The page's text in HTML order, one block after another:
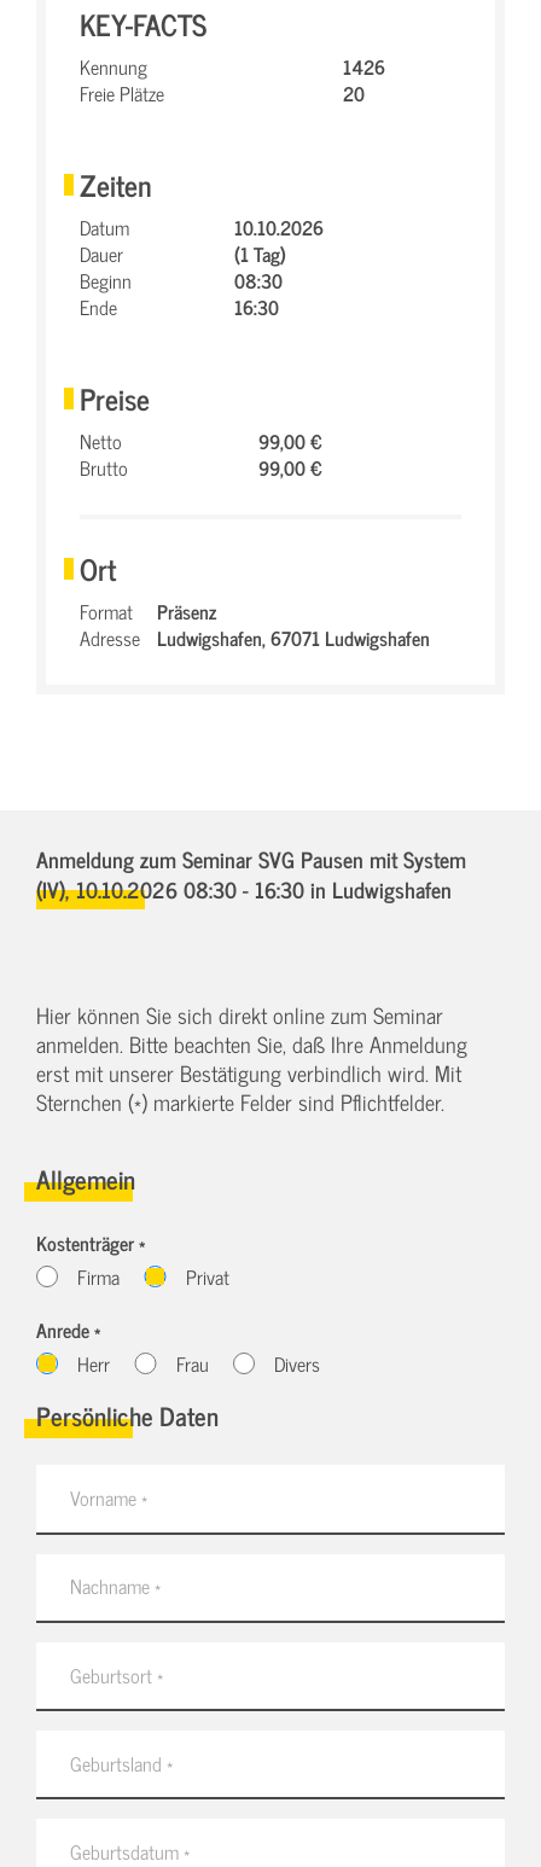
KEY-FACTS
Kennung
1426
Freie Plätze
20
Zeiten
Datum
10.10.2026
Dauer
(1 Tag)
Beginn
08:30
Ende
16:30
Preise
Netto
99,00 €
Brutto
99,00 €
Ort
Format
Präsenz
Adresse Ludwigshafen,67071 Ludwigshafen
Anmeldung zum Seminar SVG Pausen mit System
(IV),10.10.2026 08:30 - 16:30in Ludwigshafen
Hier können Sie sich direkt online zum Seminar
anmelden. Bitte beachten Sie, daß Ihre Anmeldung
erst mit unserer Bestätigung verbindlich wird. Mit
Sternchen (*) markierte Felder sind Pflichtfelder.
Allgemein
Kostenträger *
Firma
Privat
Anrede *
Herr
Frau Divers
Persönliche Daten